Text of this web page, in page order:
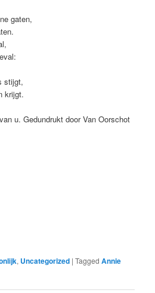
gaten,
stijgt,
krijgt.
u. Gedundrukt door Van Oorschot
, Uncategorized |Tagged Annie